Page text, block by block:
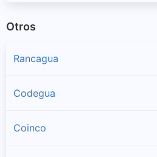
Otros
Rancagua
Codegua
Coinco